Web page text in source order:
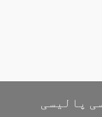
پالیسی